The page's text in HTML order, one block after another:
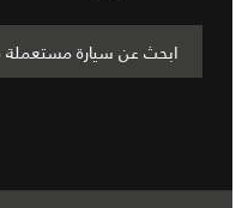
ابحث عن سيارة مستعملة